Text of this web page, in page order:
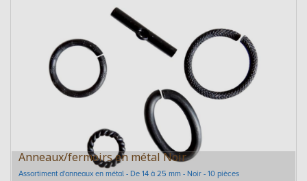
Anneaux/fermoirs en métal Noir
Assortiment d'anneaux en métal - De 14 à 25 mm - Noir - 10 pièces